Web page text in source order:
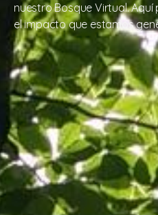
nuestro Bosque Virtual.
el impacto que estamos